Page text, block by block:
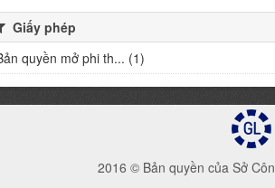
Giấy phép
quyền mở phi th... (1)
2016 © Bản quyền của Sở